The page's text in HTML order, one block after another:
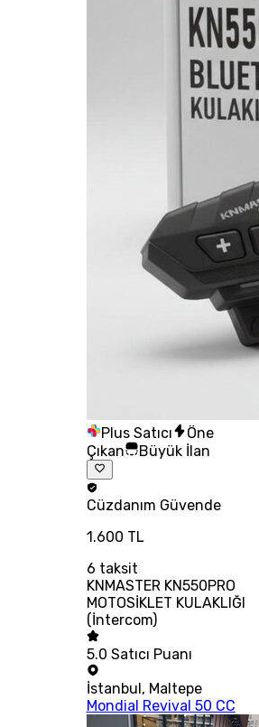
Plus Satıcı
Öne
Çıkan
Büyük İlan
Cüzdanım Güvende
1.600 TL
6 taksit
KNMASTER KN550PRO
MOTOSİKLET KULAKLIĞI
(İntercom)
5.0 Satıcı Puanı
İstanbul, Maltepe
Mondial Revival 50 CC